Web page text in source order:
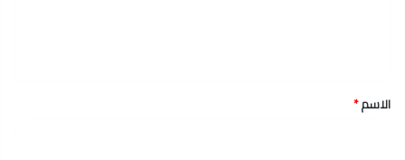
*
الاسم*